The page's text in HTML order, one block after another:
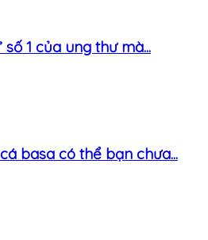
1 của ung thư mà...
basa có thể bạn chưa...